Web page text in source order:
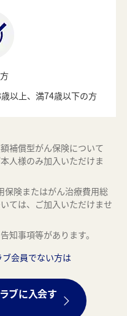
以上、満74歳以下の方
補償型がん保険について
人様のみ加入いただけま
保険またはがん治療費用総
ては、ご加入いただけませ
知事項等があります。
会員でない方は
ブに入会す